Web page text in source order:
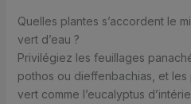
Quelles plantes s’accordent le
vert d’eau ?
Privilégiez les feuillages
pothos ou dieffenbachias, et
vert comme l’eucalyptus